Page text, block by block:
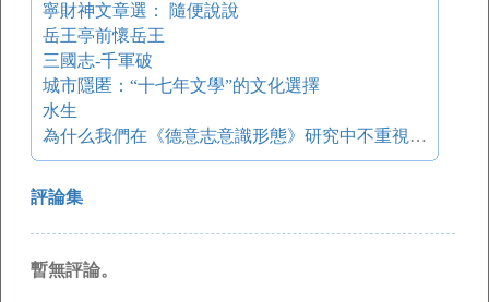
寧財神文章選： 隨便說說
岳王亭前懷岳王
三國志-千軍破
城市隱匿：“十七年文學”的文化選擇
水生
為什么我們在《德意志意識形態》研究中不重視施蒂納？
評論集
暫無評論。